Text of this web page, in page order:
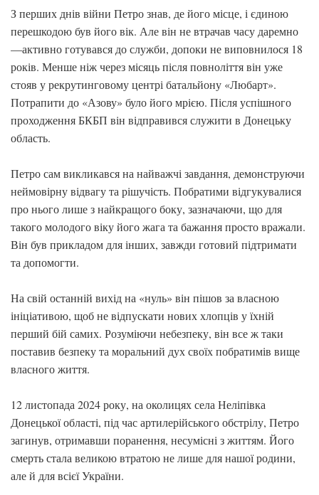
З перших днів війни Петро знав, де його місце, і єдиною
перешкодою був його вік. Але він не втрачав часу даремно
—активно готувався до служби, допоки не виповнилося 18
років. Менше ніж через місяць після повноліття він уже
стояв у рекрутинговому центрі батальйону «Любарт».
Потрапити до «Азову» було його мрією. Після успішного
проходження БКБП він відправився служити в Донецьку
область.
Петро сам викликався на найважчі завдання, демонструючи
неймовірну відвагу та рішучість. Побратими відгукувалися
про нього лише з найкращого боку, зазначаючи, що для
такого молодого віку його жага та бажання просто вражали.
Він був прикладом для інших, завжди готовий підтримати
та допомогти.
На свій останній вихід на «нуль» він пішов за власною
ініціативою, щоб не відпускати нових хлопців у їхній
перший бій самих. Розуміючи небезпеку, він все ж таки
поставив безпеку та моральний дух своїх побратимів вище
власного життя.
12 листопада 2024 року, на околицях села Неліпівка
Донецької області, під час артилерійського обстрілу, Петро
загинув, отримавши поранення, несумісні з життям. Його
смерть стала великою втратою не лише для нашої родини,
але й для всієї України.